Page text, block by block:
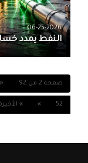
06-25-2026
النفط يمدد
صفحة 2 من 92 «
52
»
»